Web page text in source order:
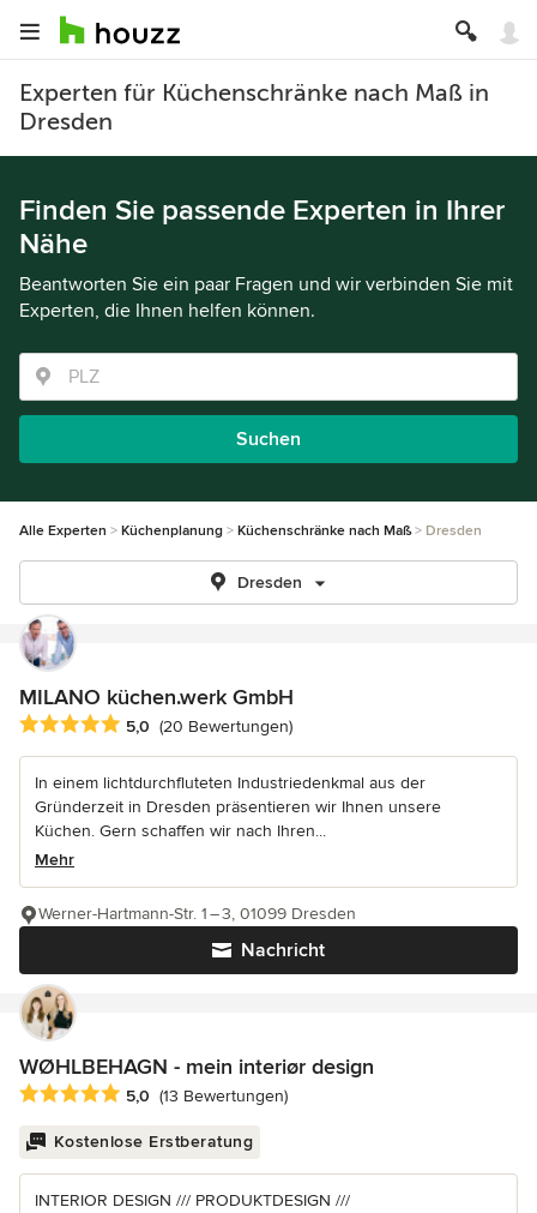
Experten für Küchenschränke nach Maß in
Dresden
Finden Sie passende Experten in Ihrer
Nähe
Beantworten Sie ein paar Fragen und wir verbinden Sie mit
Experten, die Ihnen helfen können.
Suchen
Alle Experten Küchenplanung Küchenschränke nach Maß Dresden
Dresden
MILANO küchen.werk GmbH
Durchschnittliche Bewertung: 5 von 5 Sternen
5,0 (20 Bewertungen)
In einem lichtdurchfluteten Industriedenkmal aus der
Gründerzeit in Dresden präsentieren wir Ihnen unsere
Küchen. Gern schaffen wir nach Ihren...
Mehr
Nachricht
Werner-Hartmann-Str. 1 – 3, 01099 Dresden
WØHLBEHAGN - mein interiør design
Durchschnittliche Bewertung: 5 von 5 Sternen
5,0 (13 Bewertungen)
Kostenlose Erstberatung
INTERIOR DESIGN /// PRODUKTDESIGN ///